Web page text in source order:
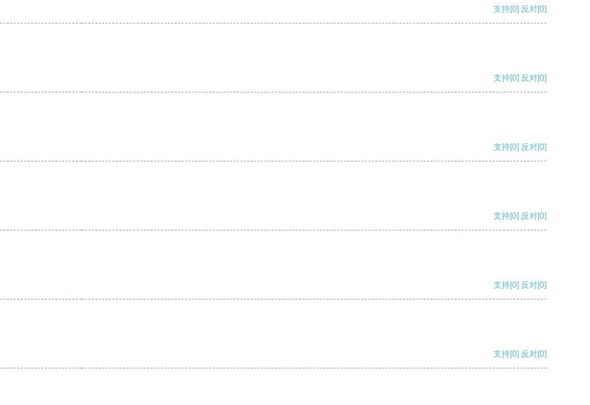
支持[0] 反对[0]
支持[0] 反对[0]
支持[0] 反对[0]
支持[0] 反对[0]
支持[0] 反对[0]
支持[0] 反对[0]